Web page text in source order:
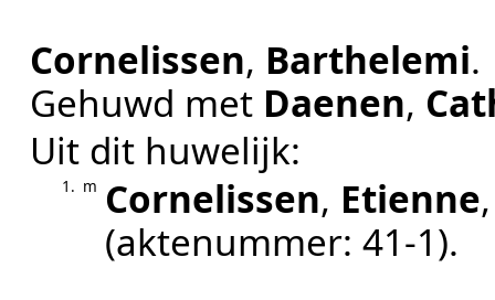
Cornelissen, Barthelemi.
Gehuwd met Daenen,
Uit dit huwelijk:
1. m Cornelissen, Etienne
(aktenummer:41-1).